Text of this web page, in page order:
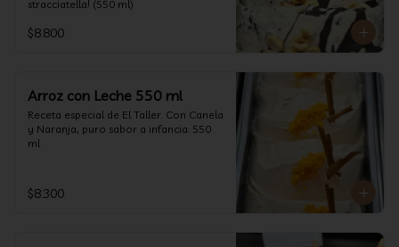
stracciatella! (550 ml)
$8.800
Arroz con Leche 550 ml
Receta especial de El Taller. Con Canela
y Naranja, puro sabor a infancia. 550
ml
$8.300